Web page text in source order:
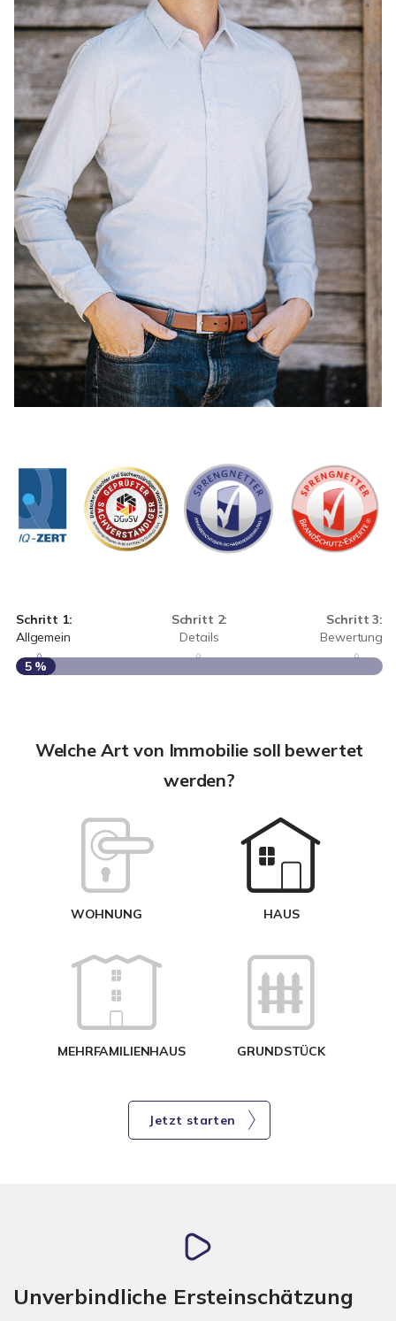
Schritt 1:
Allgemein
Schritt 2:
Details
Schritt 3:
Bewertung
5 %
Welche Art von Immobilie soll bewertet
werden?
WOHNUNG HAUS
MEHRFAMILIENHAUS GRUNDSTÜCK
Jetzt starten
Unverbindliche Ersteinschätzung